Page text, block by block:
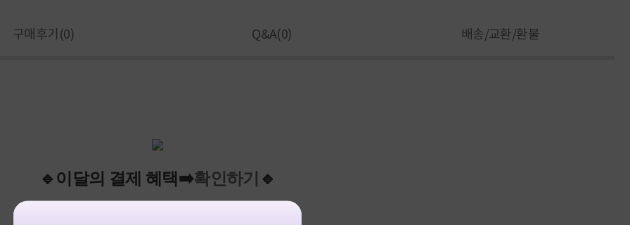
구매후기(0) Q&A(0) 배송/교환/환불
🔹이 달의 결제 혜택 ➡️확인하기 🔹